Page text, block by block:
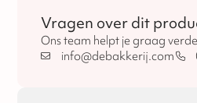
Vragen over dit
Ons team helpt je graag
info@debakkerij.com